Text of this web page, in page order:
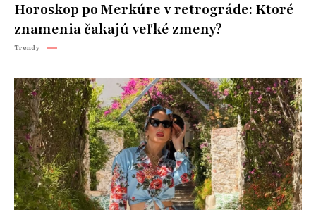
Horoskop po Merkúre v retrográde: Ktoré
znamenia čakajú veľké zmeny?
Trendy